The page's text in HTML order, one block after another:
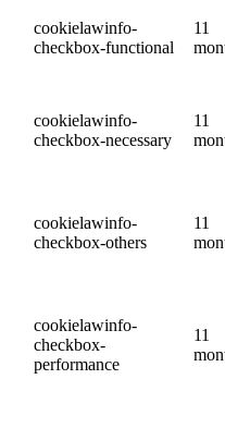
cookielawinfo-
checkbox-functional
11
cookielawinfo-
checkbox-necessary
11
cookielawinfo-
checkbox-others
11
cookielawinfo-
checkbox-
performance
11